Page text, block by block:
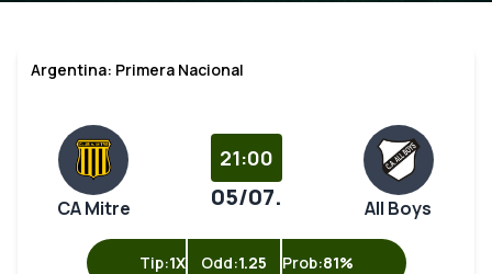
Argentina: Primera Nacional
CA Mitre
21:00
05/07. All Boys
Tip:1X Odd:1.25 Prob:81%